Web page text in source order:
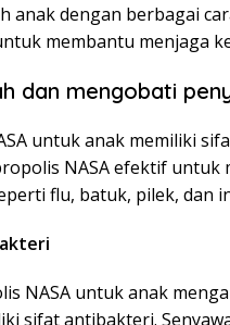
anak dengan berbagai
membantu menjaga
dan mengobati
untuk anak memiliki
NASA efektif untuk
flu, batuk, pilek, dan
NASA untuk anak
sifat antibakteri.